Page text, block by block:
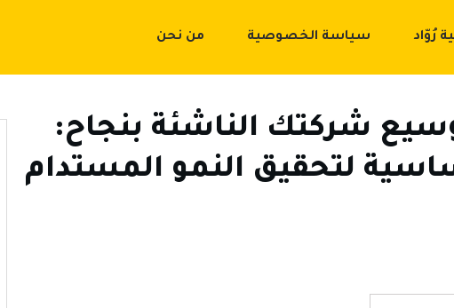
رُوّاد سياسة الخصوصية من نحن
شركتك الناشئة بنجاح:
لتحقيق النمو المستدام